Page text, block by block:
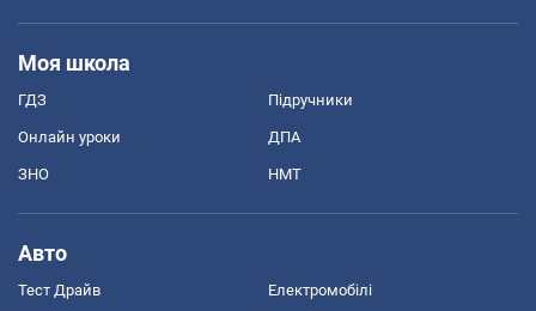
Моя школа
ГДЗ Підручники
Онлайн уроки ДПА
ЗНО НМТ
Авто
Тест Драйв Електромобілі